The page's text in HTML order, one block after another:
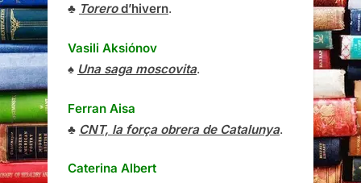
♣ Torerod’hivern.
Vasili Aksiónov
♠ Una saga moscovita.
Ferran Aisa
♣ CNT, la força obrera de Catalunya.
Caterina Albert